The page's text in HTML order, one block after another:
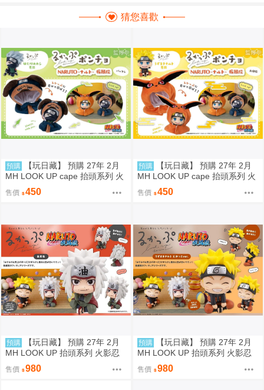
猜您喜歡
預購
【玩日藏】 預購 27年 2月
MH LOOK UP cape 抬頭系列 火
影忍者疾風傳 帕克 披風 斗篷系
列 頭套 不含公仔 代理版
售價 450
預購
【玩日藏】 預購 27年 2月
MH LOOK UP cape 抬頭系列 火
影忍者疾風傳 九喇嘛 披風 斗篷
系列 頭套 不含公仔 代理版
售價 450
預購
【玩日藏】 預購 27年 2月
MH LOOK UP 抬頭系列 火影忍
者疾風傳 自來也 抬頭公仔 代理
版
售價 980
預購
【玩日藏】 預購 27年 2月
MH LOOK UP 抬頭系列 火影忍
者疾風傳 漩渦鳴人 燦笑 Smile 抬
頭公仔 代理版
售價 980